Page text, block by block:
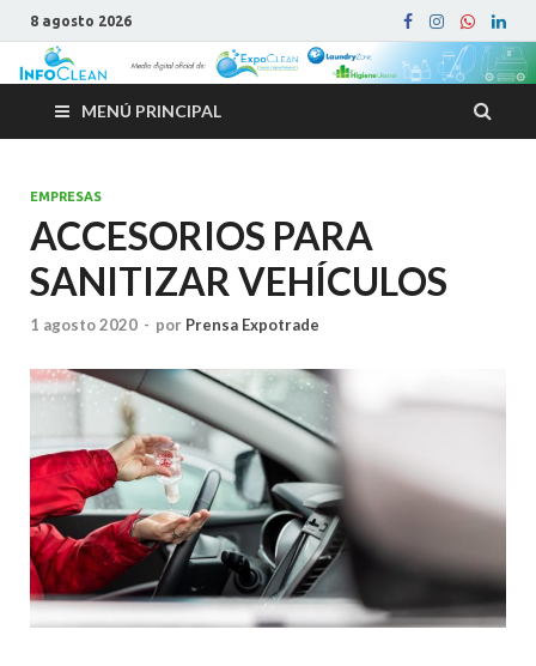
8 agosto 2026
MENÚ PRINCIPAL
EMPRESAS
ACCESORIOS PARA
SANITIZAR VEHÍCULOS
1 agosto 2020 - por Prensa Expotrade